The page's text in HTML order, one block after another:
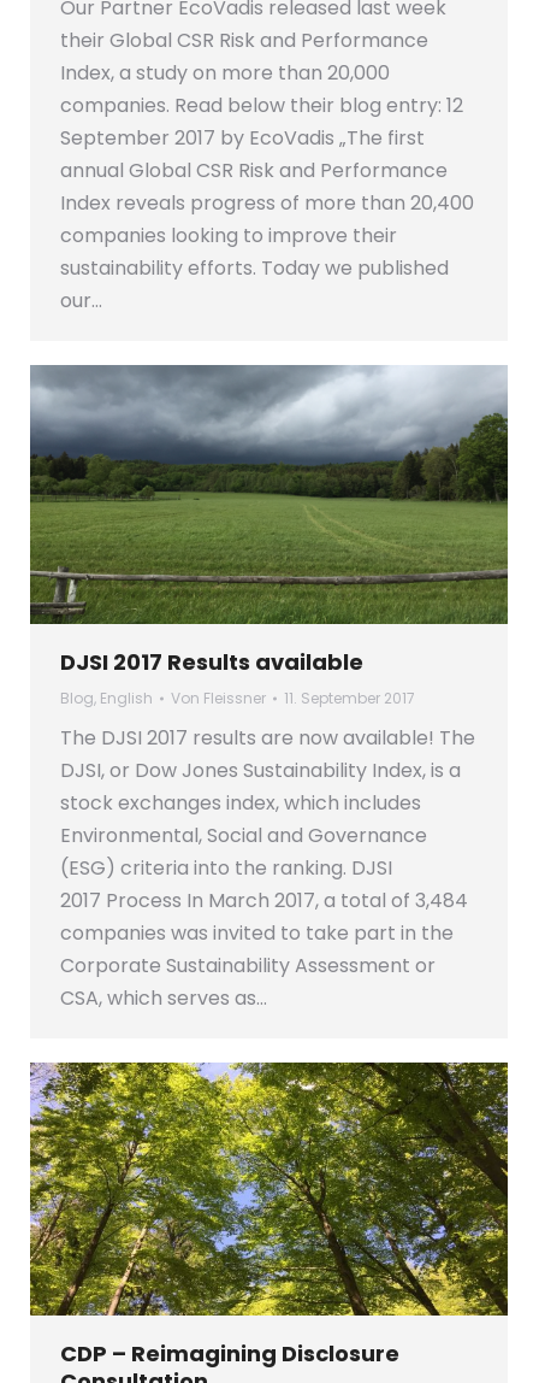
Our Partner EcoVadis released last week
their Global CSR Risk and Performance
Index, a study on more than 20,000
companies. Read below their blog entry: 12
September 2017 by EcoVadis „The first
annual Global CSR Risk and Performance
Index reveals progress of more than 20,400
companies looking to improve their
sustainability efforts. Today we published
our…
DJSI 2017 Results available
Blog, English Von Fleissner 11. September 2017
The DJSI 2017 results are now available! The
DJSI, or Dow Jones Sustainability Index, is a
stock exchanges index, which includes
Environmental, Social and Governance
(ESG) criteria into the ranking. DJSI
2017 Process In March 2017, a total of 3,484
companies was invited to take part in the
Corporate Sustainability Assessment or
CSA, which serves as…
CDP – Reimagining Disclosure